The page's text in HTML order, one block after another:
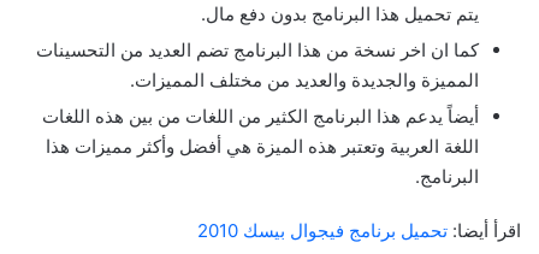
يتم تحميل هذا البرنامج بدون دفع مال.
كما ان اخر نسخة من هذا البرنامج تضم العديد من التحسينات
المميزة والجديدة والعديد من مختلف المميزات.
أيضاً يدعم هذا البرنامج الكثير من اللغات من بين هذه اللغات
اللغة العربية وتعتبر هذه الميزة هي أفضل وأكثر مميزات هذا
البرنامج.
اقرأ أيضا: تحميل برنامج فيجوال بيسك 2010